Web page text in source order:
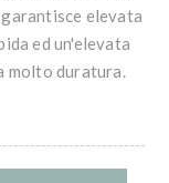
elevata
ed un'elevata
molto duratura.